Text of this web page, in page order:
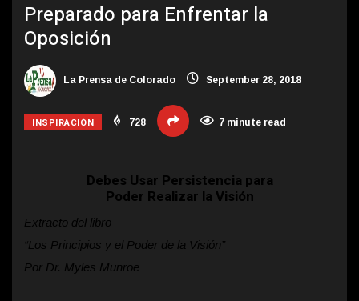
Preparado para Enfrentar la
Oposición
La Prensa de Colorado September 28, 2018
INSPIRACIÓN 728 7 minute read
Debes Usar Persistencia para
Poder Realizar la Visión
Extracto del libro
“Los Principios y el Poder de la Visión”
Por Dr. Myles Munroe